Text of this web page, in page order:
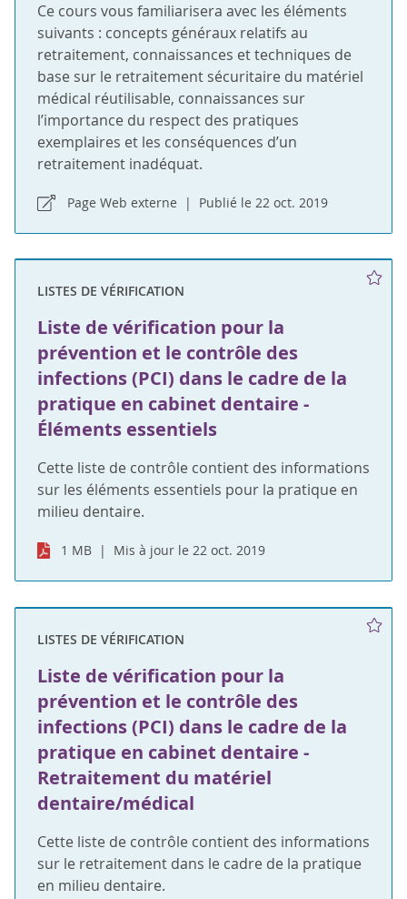
Ce cours vous familiarisera avec les éléments
suivants : concepts généraux relatifs au
retraitement, connaissances et techniques de
base sur le retraitement sécuritaire du matériel
médical réutilisable, connaissances sur
l’importance du respect des pratiques
exemplaires et les conséquences d’un
retraitement inadéquat.
Page Web externe Publié le 22 oct. 2019
LISTES DE VÉRIFICATION
Liste de vérification pour la
prévention et le contrôle des
infections (PCI) dans le cadre de la
pratique en cabinet dentaire -
Éléments essentiels
Cette liste de contrôle contient des informations
sur les éléments essentiels pour la pratique en
milieu dentaire.
1 MB Mis à jour le 22 oct. 2019
LISTES DE VÉRIFICATION
Liste de vérification pour la
prévention et le contrôle des
infections (PCI) dans le cadre de la
pratique en cabinet dentaire -
Retraitement du matériel
dentaire/médical
Cette liste de contrôle contient des informations
sur le retraitement dans le cadre de la pratique
en milieu dentaire.